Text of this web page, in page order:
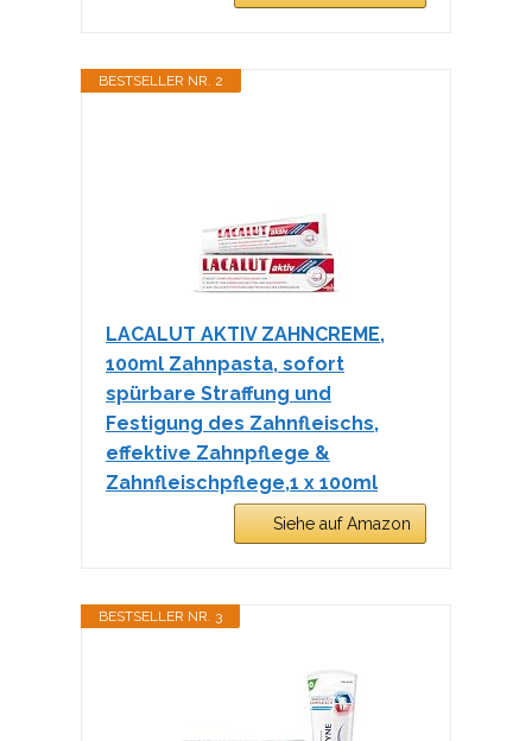
BESTSELLER NR. 2
LACALUT AKTIV ZAHNCREME,
100ml Zahnpasta, sofort
spürbare Straffung und
Festigung des Zahnfleischs,
effektive Zahnpflege &
Zahnfleischpflege,1 x 100ml
Siehe auf Amazon
BESTSELLER NR. 3